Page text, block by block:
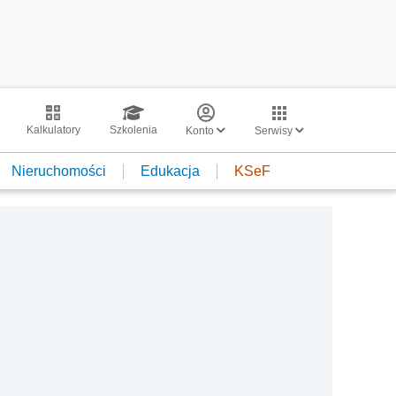
Kalkulatory Szkolenia Konto Serwisy
Nieruchomości Edukacja KSeF